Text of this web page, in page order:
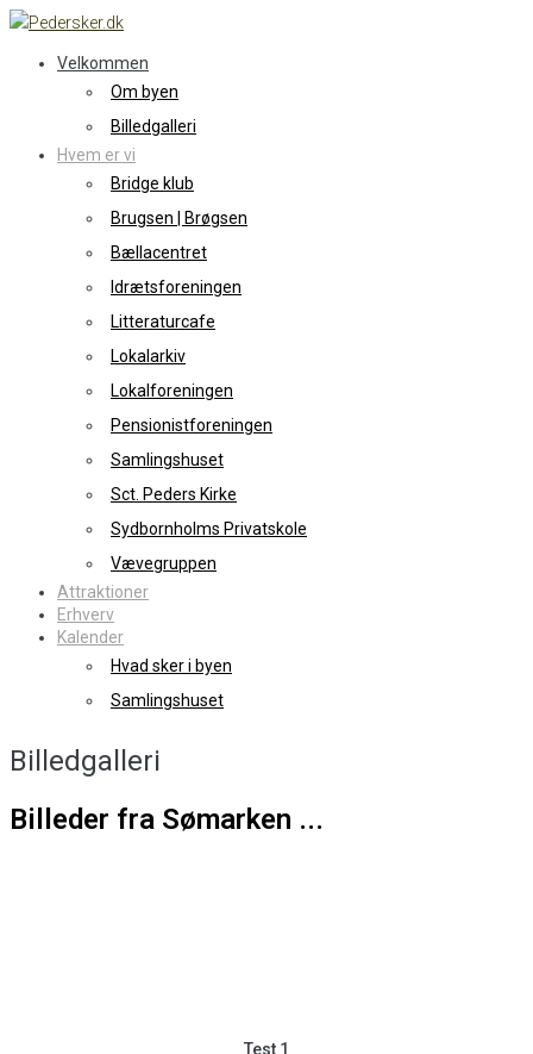
Skip
content
Velkommen
Om byen
Billedgalleri
Hvem er vi
Bridge klub
Brugsen | Brøgsen
Bællacentret
Idrætsforeningen
Litteraturcafe
Lokalarkiv
Lokalforeningen
Pensionistforeningen
Samlingshuset
Sct. Peders Kirke
Sydbornholms Privatskole
Vævegruppen
Attraktioner
Erhverv
Kalender
Hvad sker i byen
Samlingshuset
Billedgalleri
Billeder fra Sømarken ...
Test 1